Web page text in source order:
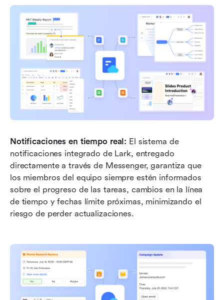
Notificaciones en tiempo real: El sistema de
notificaciones integrado de Lark, entregado
directamente a través de Messenger, garantiza que
los miembros del equipo siempre estén informados
sobre el progreso de las tareas, cambios en la línea
de tiempo y fechas límite próximas, minimizando el
riesgo de perder actualizaciones.